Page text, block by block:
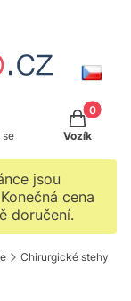
se Vozík
jsou
cena
doručení.
Chirurgické stehy